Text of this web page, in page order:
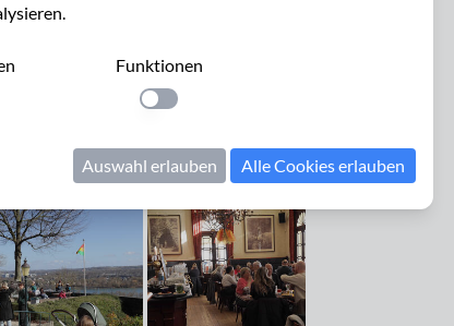
anwenden
Funktionen
Einstellung anwenden
Auswahl erlauben Alle Cookies erlauben